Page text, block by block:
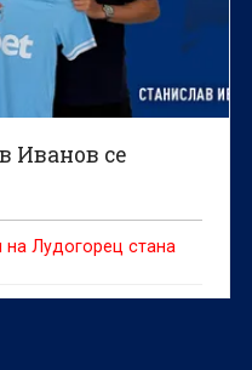
Иванов се
Лудогорец стана